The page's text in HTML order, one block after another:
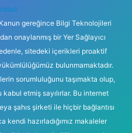
gereğince Bilgi Teknolojileri
onaylanmış bir Yer Sağlayıcı
sitedeki içerikleri proaktif
bulunmamaktadır.
sorumluluğunu taşımakta olup,
etmiş sayılırlar. Bu internet
şahıs şirketi ile hiçbir bağlantısı
kendi hazırladığımız makaleler